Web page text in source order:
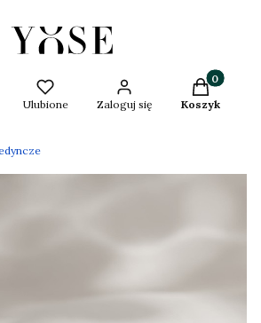
wyszukiwarkę
Ulubione Zaloguj się
Produkty
Koszyk